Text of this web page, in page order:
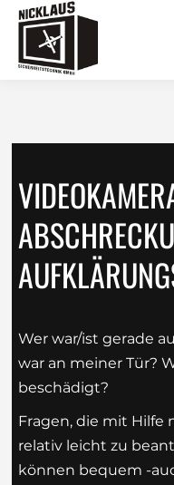
Wer war/ist gerade
war an meiner Tür?
beschädigt?
Fragen, die mit Hilfe
relativ leicht zu
können bequem -